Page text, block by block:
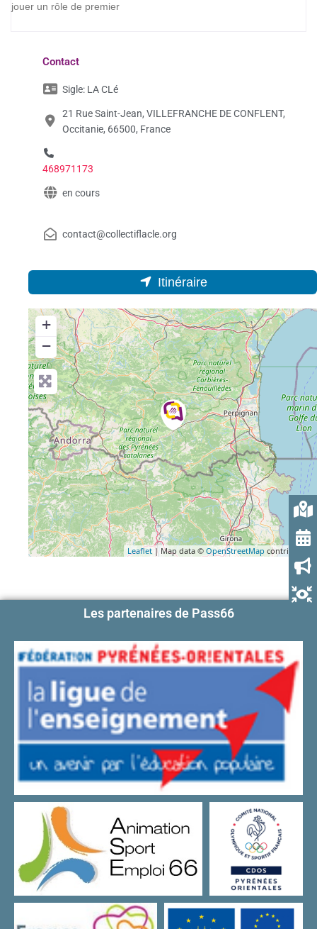
jouer un rôle de premier
Contact
Sigle: LA CLé
21 Rue Saint-Jean, VILLEFRANCHE DE CONFLENT,
Occitanie, 66500, France
468971173
en cours
contact@collectiflacle.org
Itinéraire
+
−
Leaflet| Map data © OpenStreetMap contributors
Les partenaires de Pass66